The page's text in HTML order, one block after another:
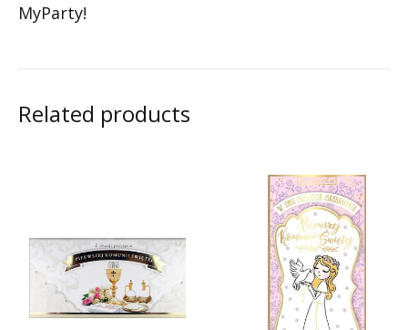
MyParty!
Related products